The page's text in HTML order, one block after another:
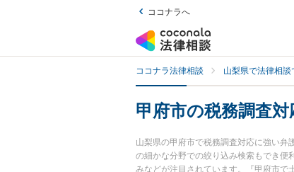
ココナラへ
ココナラ法律相談 山梨県で法律相談
甲府市の税務調査
山梨県の甲府市で税務調査対応に強い
の細かな分野での絞り込み検索もでき便
みなどが注目されています。『甲府市で